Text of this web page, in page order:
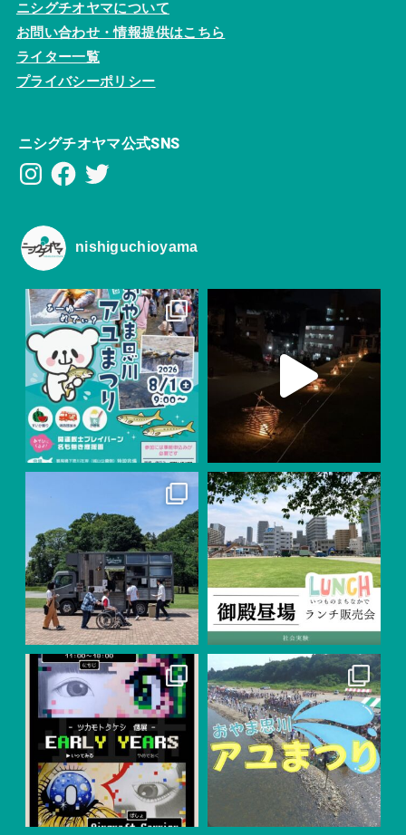
ニシグチオヤマについて
お問い合わせ・情報提供はこちら
ライター一覧
プライバシーポリシー
ニシグチオヤマ公式SNS
InstagramFacebook
Twitter
nishiguchioyama